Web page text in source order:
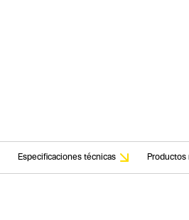
Especificaciones técnicas Productos